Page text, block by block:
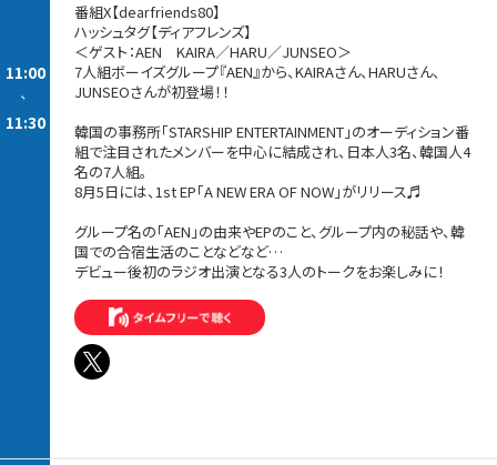
11:00
-
11:30
番組X【dearfriends80】
ハッシュタグ【ディアフレンズ】
＜ゲスト：AEN KAIRA／HARU／JUNSEO＞
7人組ボーイズグループ『AEN』から、KAIRAさん、HARUさん、
JUNSEOさんが初登場！！
韓国の事務所「STARSHIP ENTERTAINMENT」のオーディション番
組で注目されたメンバーを中心に結成され、日本人3名、韓国人4
名の7人組。
8月5日には、1st EP「A NEW ERA OF NOW」がリリース♬
グループ名の「AEN」の由来やEPのこと、グループ内の秘話や、韓
国での合宿生活のことなどなど…
デビュー後初のラジオ出演となる3人のトークをお楽しみに！